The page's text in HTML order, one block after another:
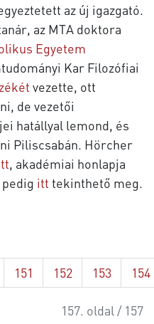
az új igazgató.
az MTA doktora
Egyetem
Kar Filozófiai
vezette, ott
de vezetői
hatállyal lemond, és
Piliscsabán. Hörcher
, akadémiai honlapja
itt tekinthető meg.
151 152 153 154
157. oldal / 157